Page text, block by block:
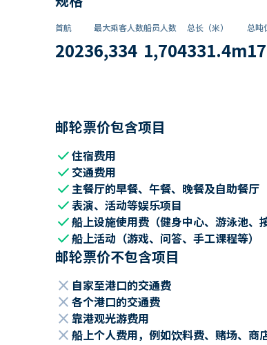
首航
2023
最大乘客人数
6,334
船员人数
1,704
总长（米）
331.4m
总吨
邮轮票价包含项目
check住宿费用
check 交通费用
check主餐厅的早餐、午餐、晚餐及自助餐厅
check表演、活动等娱乐项目
check船上设施使用费（健身中心、游泳池、
check船上活动（游戏、问答、手工课程等）
邮轮票价不包含项目
close 自家至港口的交通费
close 各个港口的交通费
close 靠港观光游费用
close 船上个人费用，例如饮料费、赌场、商